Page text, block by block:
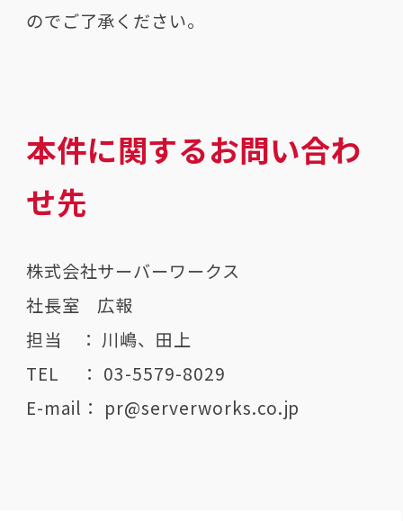
のでご了承ください。
本件に関するお問い合わ
せ先
株式会社サーバーワークス
社長室 広報
担当 ： 川嶋、田上
TEL ： 03-5579-8029
E-mail： pr@serverworks.co.jp